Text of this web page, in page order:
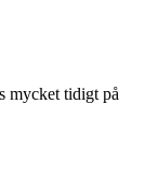
mycket tidigt på